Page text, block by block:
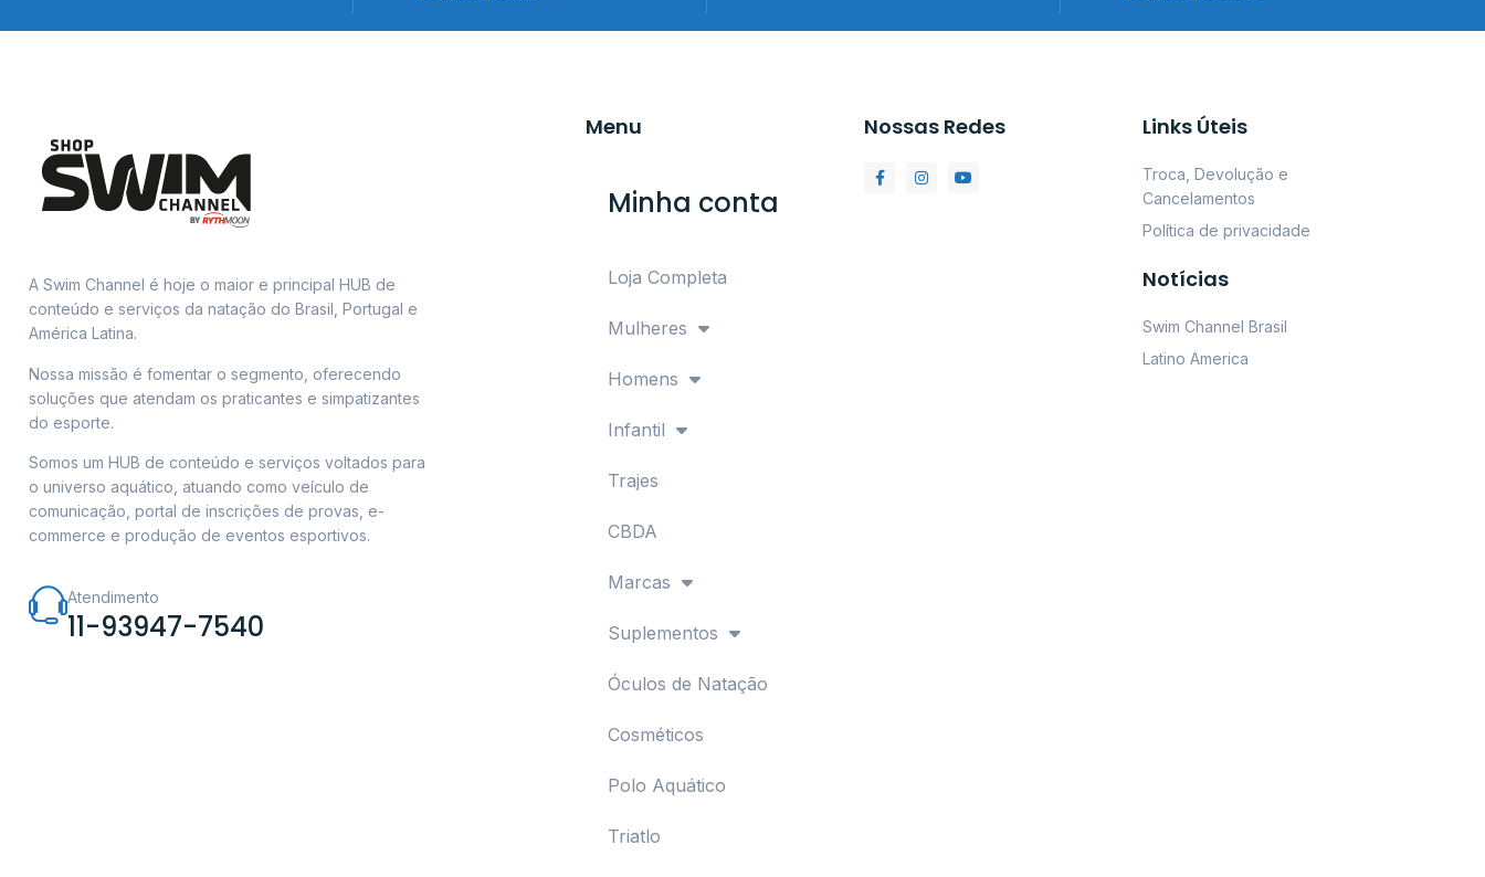
A Swim Channel é hoje o maior e principal HUB de
conteúdo e serviços da natação do Brasil, Portugal e
América Latina.
Nossa missão é fomentar o segmento, oferecendo
soluções que atendam os praticantes e simpatizantes
do esporte.
Somos um HUB de conteúdo e serviços voltados para
o universo aquático, atuando como veículo de
comunicação, portal de inscrições de provas, e-
commerce e produção de eventos esportivos.
Atendimento
11-93947-7540
Menu
Minha conta
Loja Completa
Mulheres
Homens
Infantil
Trajes
CBDA
Marcas
Suplementos
Óculos de Natação
Cosméticos
Polo Aquático
Triatlo
Nossas Redes Links Úteis
Troca, Devolução e
Cancelamentos
Política de privacidade
Notícias
Swim Channel Brasil
Latino America